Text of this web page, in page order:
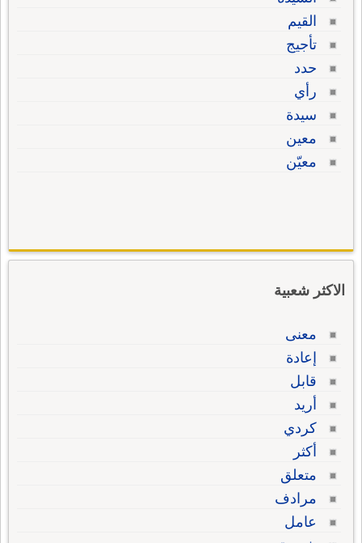
القيم
تأجيج
حدد
رأي
سيدة
معين
معيّن
الاكثر شعبية
معنى
إعادة
قابل
أريد
كردي
أكثر
متعلق
مرادف
عامل